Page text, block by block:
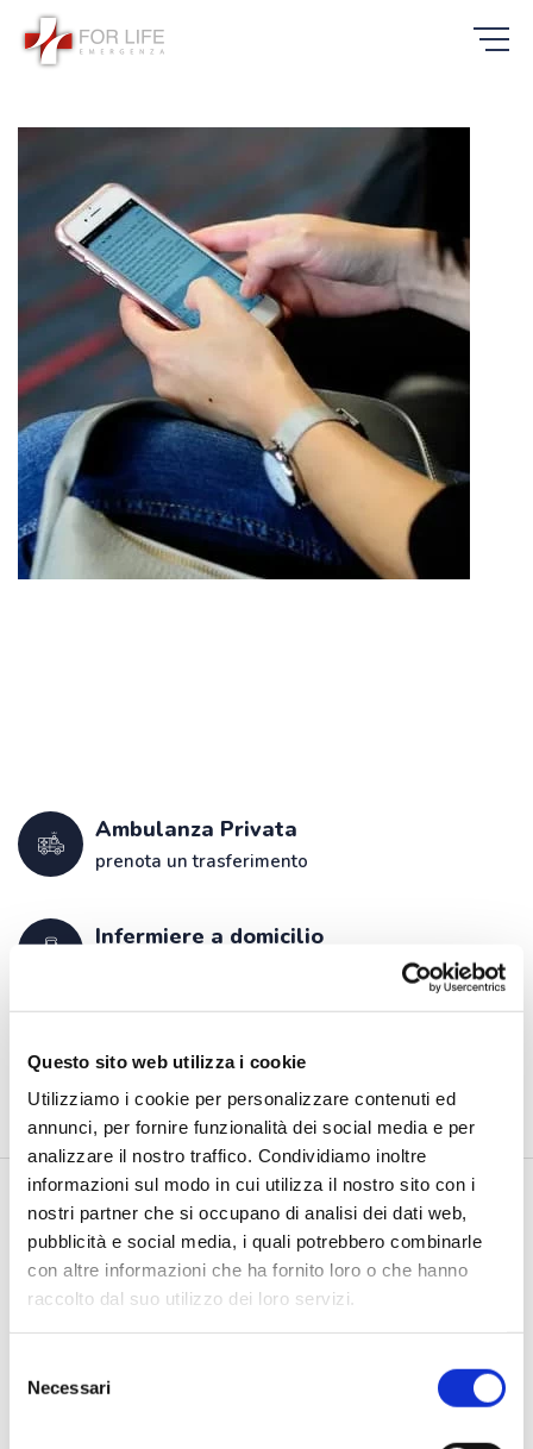
Questo sito web utilizza i cookie
Utilizziamo i cookie per personalizzare contenuti ed
annunci, per fornire funzionalità dei social media e per
analizzare il nostro traffico. Condividiamo inoltre
informazioni sul modo in cui utilizza il nostro sito con i
nostri partner che si occupano di analisi dei dati web,
pubblicità e social media, i quali potrebbero combinarle
con altre informazioni che ha fornito loro o che hanno
raccolto dal suo utilizzo dei loro servizi.
delNecessari
Ambulanza Privata
prenota un trasferimento
Infermiere a domicilio
Con un numero di emergenza a disposizione h24, ogni
giorno della settimana, siamo sempre pronti a intervenire